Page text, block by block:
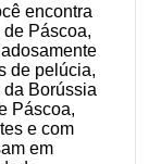
encontra
Páscoa,
de pelúcia,
Borússia
Páscoa,
e com
em